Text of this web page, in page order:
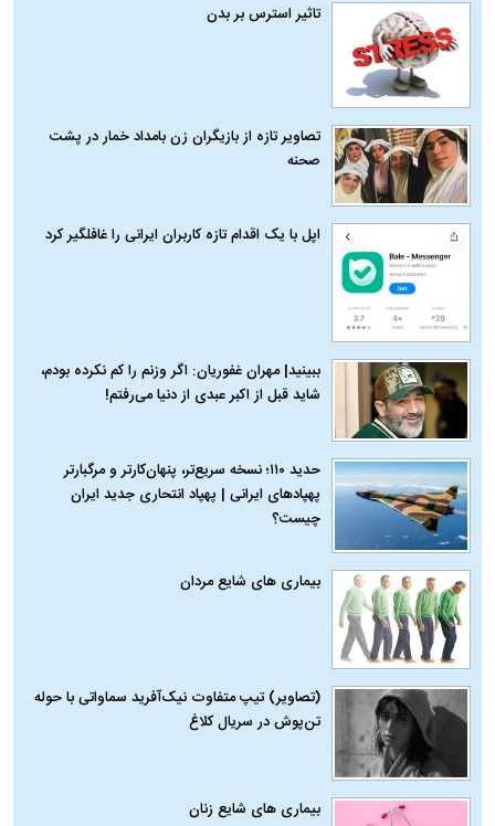
تاثیر استرس بر بدن
تصاویر تازه از بازیگران زن بامداد خمار در پشت
صحنه
اپل با یک اقدام تازه کاربران ایرانی را غافلگیر کرد
ببینید| مهران غفوریان: اگر وزنم را کم نکرده بودم،
شاید قبل از اکبر عبدی از دنیا می‌رفتم!
حدید ۱۱۰؛ نسخه سریع‌تر، پنهان‌کارتر و مرگبارتر
پهپادهای ایرانی | پهپاد انتحاری جدید ایران
چیست؟
بیماری‌ های شایع مردان
(تصاویر) تیپ متفاوت نیک‌آفرید سماواتی با حوله
تن‌پوش در سریال کلاغ
بیماری‌ های شایع زنان